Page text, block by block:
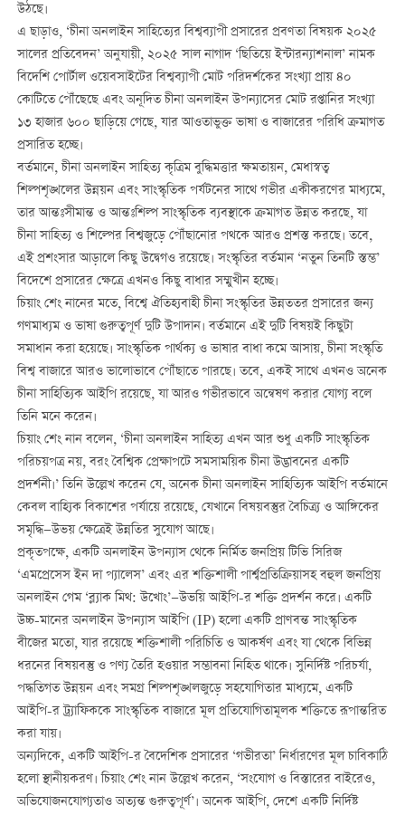
উঠছে।
এ ছাড়াও, ‘চীনা অনলাইন সাহিত্যের বিশ্বব্যাপী প্রসারের প্রবণতা বিষয়ক ২০২৫
সালের প্রতিবেদন’ অনুযায়ী, ২০২৫ সাল নাগাদ ‘ছিতিয়ে ইন্টারন্যাশনাল’ নামক
বিদেশি পোর্টাল ওয়েবসাইটের বিশ্বব্যাপী মোট পরিদর্শকের সংখ্যা প্রায় ৪০
কোটিতে পৌঁছেছে এবং অনূদিত চীনা অনলাইন উপন্যাসের মোট রপ্তানির সংখ্যা
১৩ হাজার ৬০০ ছাড়িয়ে গেছে, যার আওতাভুক্ত ভাষা ও বাজারের পরিধি ক্রমাগত
প্রসারিত হচ্ছে।
বর্তমানে, চীনা অনলাইন সাহিত্য কৃত্রিম বুদ্ধিমত্তার ক্ষমতায়ন, মেধাস্বত্ব
শিল্পশৃঙ্খলের উন্নয়ন এবং সাংস্কৃতিক পর্যটনের সাথে গভীর একীকরণের মাধ্যমে,
তার আন্তঃসীমান্ত ও আন্তঃশিল্প সাংস্কৃতিক ব্যবস্থাকে ক্রমাগত উন্নত করছে, যা
চীনা সাহিত্য ও শিল্পের বিশ্বজুড়ে পৌঁছানোর পথকে আরও প্রশস্ত করছে। তবে,
এই প্রশংসার আড়ালে কিছু উদ্বেগও রয়েছে। সংস্কৃতির বর্তমান ‘নতুন তিনটি স্তম্ভ’
বিদেশে প্রসারের ক্ষেত্রে এখনও কিছু বাধার সম্মুখীন হচ্ছে।
চিয়াং শেং নানের মতে, বিশ্বে ঐতিহ্যবাহী চীনা সংস্কৃতির উন্নততর প্রসারের জন্য
গণমাধ্যম ও ভাষা গুরুত্বপূর্ণ দুটি উপাদান। বর্তমানে এই দুটি বিষয়ই কিছুটা
সমাধান করা হয়েছে। সাংস্কৃতিক পার্থক্য ও ভাষার বাধা কমে আসায়, চীনা সংস্কৃতি
বিশ্ব বাজারে আরও ভালোভাবে পৌঁছাতে পারছে। তবে, একই সাথে এখনও অনেক
চীনা সাহিত্যিক আইপি রয়েছে, যা আরও গভীরভাবে অন্বেষণ করার যোগ্য বলে
তিনি মনে করেন।
চিয়াং শেং নান বলেন, ‘চীনা অনলাইন সাহিত্য এখন আর শুধু একটি সাংস্কৃতিক
পরিচয়পত্র নয়, বরং বৈশ্বিক প্রেক্ষাপটে সমসাময়িক চীনা উদ্ভাবনের একটি
প্রদর্শনী।’ তিনি উল্লেখ করেন যে, অনেক চীনা অনলাইন সাহিত্যিক আইপি বর্তমানে
কেবল বাহ্যিক বিকাশের পর্যায়ে রয়েছে, যেখানে বিষয়বস্তুর বৈচিত্র্য ও আঙ্গিকের
সমৃদ্ধি—উভয় ক্ষেত্রেই উন্নতির সুযোগ আছে।
প্রকৃতপক্ষে, একটি অনলাইন উপন্যাস থেকে নির্মিত জনপ্রিয় টিভি সিরিজ
‘এমপ্রেসেস ইন দা প্যালেস’ এবং এর শক্তিশালী পার্শ্বপ্রতিক্রিয়াসহ বহুল জনপ্রিয়
অনলাইন গেম ‘ব্ল্যাক মিথ: উখোং’—উভয়ি আইপি-র শক্তি প্রদর্শন করে। একটি
উচ্চ-মানের অনলাইন উপন্যাস আইপি (IP) হলো একটি প্রাণবন্ত সাংস্কৃতিক
বীজের মতো, যার রয়েছে শক্তিশালী পরিচিতি ও আকর্ষণ এবং যা থেকে বিভিন্ন
ধরনের বিষয়বস্তু ও পণ্য তৈরি হওয়ার সম্ভাবনা নিহিত থাকে। সুনির্দিষ্ট পরিচর্যা,
পদ্ধতিগত উন্নয়ন এবং সমগ্র শিল্পশৃঙ্খলজুড়ে সহযোগিতার মাধ্যমে, একটি
আইপি-র ট্র্যাফিককে সাংস্কৃতিক বাজারে মূল প্রতিযোগিতামূলক শক্তিতে রূপান্তরিত
করা যায়।
অন্যদিকে, একটি আইপি-র বৈদেশিক প্রসারের ‘গভীরতা’ নির্ধারণের মূল চাবিকাঠি
হলো স্থানীয়করণ। চিয়াং শেং নান উল্লেখ করেন, ‘সংযোগ ও বিস্তারের বাইরেও,
অভিযোজনযোগ্যতাও অত্যন্ত গুরুত্বপূর্ণ’। অনেক আইপি, দেশে একটি নির্দিষ্ট